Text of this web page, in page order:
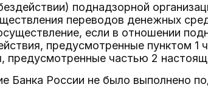
поднадзорной
переводов денежных
если в отношении
предусмотренные пунктом 1
предусмотренные частью 2
Банка России не было выполнено